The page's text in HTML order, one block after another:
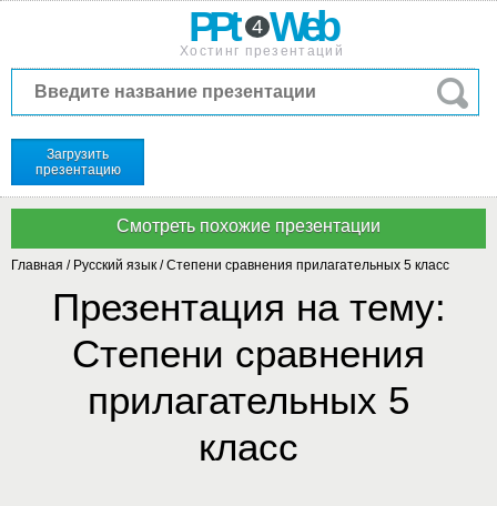
PPt 4 Web
Хостинг презентаций
Загрузить
презентацию
Главная / Русский язык /Степени сравнения прилагательных 5 класс
Презентация на тему:
Степени сравнения
прилагательных 5
класс